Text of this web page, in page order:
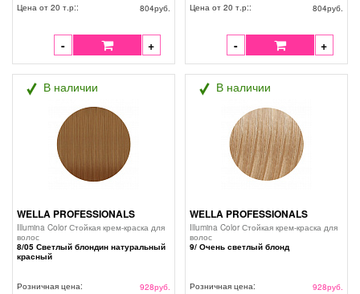
Цена от 20 т.р::
804руб.
- +
Цена от 20 т.р::
804руб.
- +
В наличии
WELLA PROFESSIONALS
Illumina Color Стойкая крем-краска для
волос
8/05 Светлый блондин натуральный
красный
Розничная цена: 928руб.
В наличии
WELLA PROFESSIONALS
Illumina Color Стойкая крем-краска для
волос
9/ Очень светлый блонд
Розничная цена: 928руб.